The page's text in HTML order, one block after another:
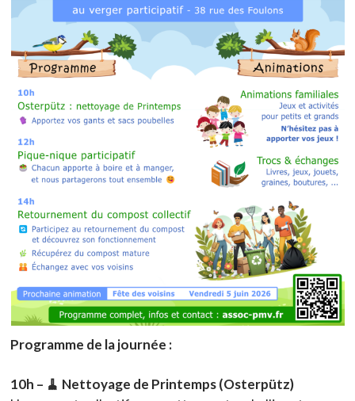
Programme de la journée :
10h – 🧹 Nettoyage de Printemps (Osterpütz)